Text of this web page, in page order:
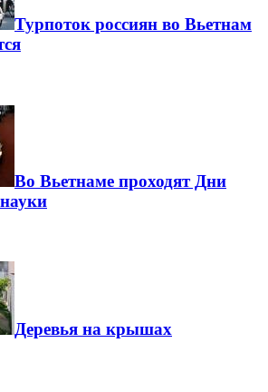
Турпоток россиян во Вьетнам
Во Вьетнаме проходят Дни
Деревья на крышах